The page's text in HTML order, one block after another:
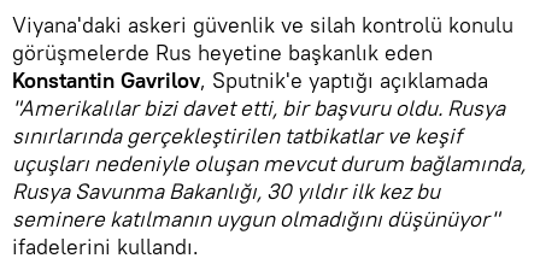
Viyana'daki askeri güvenlik ve silah kontrolü konulu
görüşmelerde Rus heyetine başkanlık eden
Konstantin Gavrilov, Sputnik'e yaptığı açıklamada
"Amerikalılar bizi davet etti, bir başvuru oldu. Rusya
sınırlarında gerçekleştirilen tatbikatlar ve keşif
uçuşları nedeniyle oluşan mevcut durum bağlamında,
Rusya Savunma Bakanlığı, 30 yıldır ilk kez bu
seminere katılmanın uygun olmadığını düşünüyor"
ifadelerini kullandı.